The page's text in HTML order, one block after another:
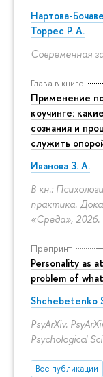
Нартова-
Торрес Р. А.
Современная
Глава в книге
Применение
коучинге:
сознания и
служить
Иванова З. А.
В кн.:
практика.
«Среда», 2026.
Препринт
Personality as
problem of
Shchebetenko
PsyArXiv.
Psychological
Все публикации